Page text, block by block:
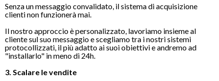
Senza un messaggio convalidato, il sistema di acquisizione
clienti non funzionerà mai.
Il nostro approccio è personalizzato, lavoriamo insieme al
cliente sul suo messaggio e scegliamo tra i nostri sistemi
protocollizzati, il più adatto ai suoi obiettivi e andremo ad
"installarlo" in meno di 24h.
3. Scalare le vendite